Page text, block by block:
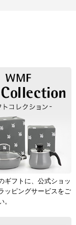
ギフトに、公式ショッ
ッピングサービスをご
。